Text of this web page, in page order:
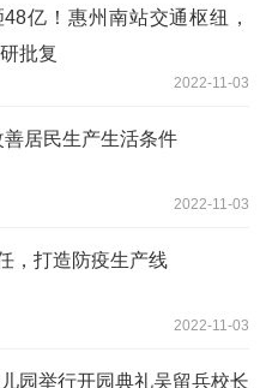
亿！惠州南站交通枢纽，
批复
2022-11-03
善居民生产生活条件
2022-11-03
，打造防疫生产线
2022-11-03
园举行开园典礼吴留兵校长